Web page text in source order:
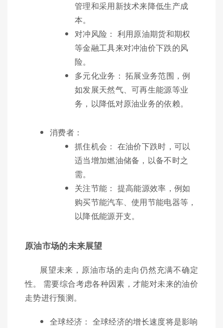
管理和采用新技术来降低生产成
本。
对冲风险： 利用原油期货和期权
等金融工具来对冲油价下跌的风
险。
多元化业务： 拓展业务范围，例
如发展天然气、可再生能源等业
务，以降低对原油业务的依赖。
消费者：
抓住机会： 在油价下跌时，可以
适当增加燃油储备，以备不时之
需。
关注节能： 提高能源效率，例如
购买节能汽车、使用节能电器等，
以降低能源开支。
原油市场的未来展望
展望未来，原油市场的走向仍然充满不确定
性。 需要综合考虑各种因素，才能对未来的油价
走势进行预测。
全球经济： 全球经济的增长速度将是影响